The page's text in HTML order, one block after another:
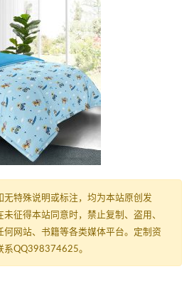
无特殊说明或标注，均为本站原创发
征得本站同意时，禁止复制、盗用、
何网站、书籍等各类媒体平台。定制资
系QQ398374625。
2022-03-19
03-28
2022-04-08
2022-03-28